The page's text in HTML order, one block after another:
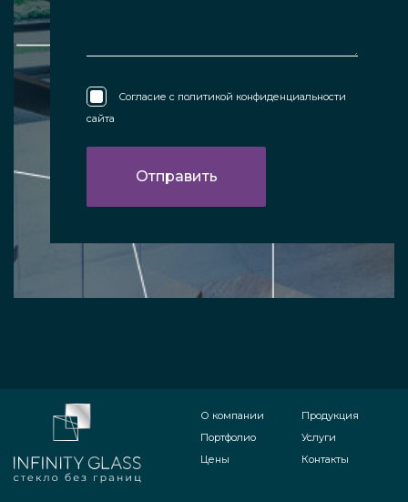
Согласие с политикой конфиденциальности
сайта
О компании
Портфолио
Цены
Продукция
Услуги
Контакты